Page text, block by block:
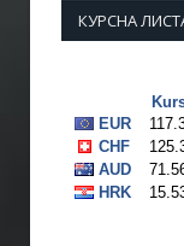
КУРСНА